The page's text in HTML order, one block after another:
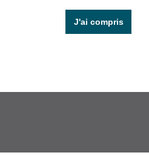
J'ai compris